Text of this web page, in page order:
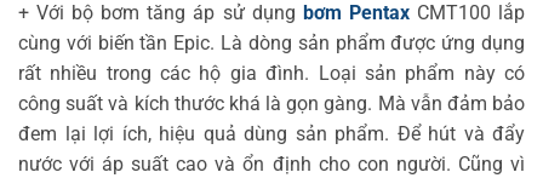
+ Với bộ bơm tăng áp sử dụng bơm PentaxCMT100 lắp
cùng với biến tần Epic. Là dòng sản phẩm được ứng dụng
rất nhiều trong các hộ gia đình. Loại sản phẩm này có
công suất và kích thước khá là gọn gàng. Mà vẫn đảm bảo
đem lại lợi ích, hiệu quả dùng sản phẩm. Để hút và đẩy
nước với áp suất cao và ổn định cho con người. Cũng vì